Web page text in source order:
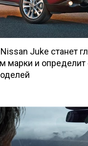
Juke станет
марки и определит